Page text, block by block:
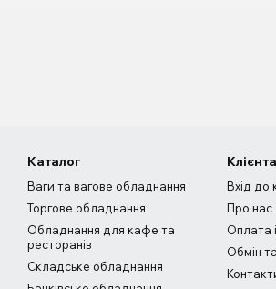
Каталог
Ваги та вагове обладнання
Торгове обладнання
Обладнання для кафе та
ресторанів
Складське обладнання
Вхід до
Про нас
Оплата
Обмін